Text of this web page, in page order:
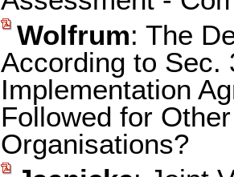
Wolfrum: The
According to Sec.
Implementation
Followed for
Organisations?